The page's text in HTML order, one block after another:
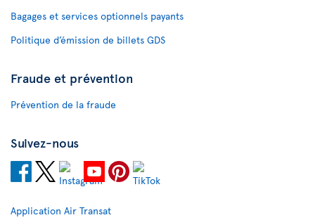
Bagages et services optionnels payants
Politique d’émission de billets GDS
Fraude et prévention
Prévention de la fraude
Suivez-nous
Application Air Transat